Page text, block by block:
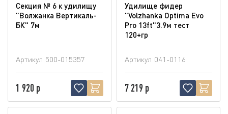
Секция № 6 к удилищу
"Волжанка Вертикаль-
БК" 7м
Артикул 500-015357
1 920 р
Удилище фидер
"Volzhanka Optima Evo
Pro 13ft"3.9м тест
120+гр
Артикул 041-0116
7 219 р